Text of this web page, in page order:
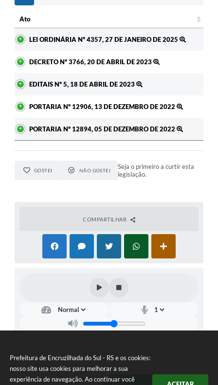
Prefeitura de Encruzilhada do Sul - RS e os cookies:
nosso site usa cookies para melhorar a sua
experiência de navegação. Ao continuar você
Ato
LEI ORDINÁRIA Nº 4357, 27 DE JANEIRO DE 2025
DECRETO Nº 3766, 20 DE ABRIL DE 2023
EDITAIS Nº 5, 18 DE ABRIL DE 2023
PORTARIA Nº 12906, 13 DE DEZEMBRO DE 2022
PORTARIA Nº 12894, 05 DE DEZEMBRO DE 2022
GOSTEI NÃO GOSTEI
Seja o primeiro a curtir esta
legislação.
COMPARTILHAR